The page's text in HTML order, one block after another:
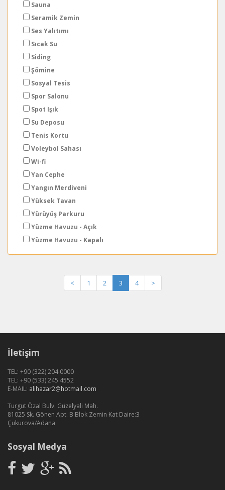
Sauna
Seramik Zemin
Ses Yalıtımı
Sıcak Su
Siding
Şömine
Sosyal Tesis
Spor Salonu
Spot Işık
Su Deposu
Tenis Kortu
Voleybol Sahası
Wi-fi
Yan Cephe
Yangın Merdiveni
Yüksek Tavan
Yürüyüş Parkuru
Yüzme Havuzu - Açık
Yüzme Havuzu - Kapalı
< 1 2 3 4 >
İletişim
TEL: +90 (322) 204 0000
TEL: +90 (533) 245 4552
E-MAIL: alihazar2@hotmail.com
Turgut Özal Bulv. Güzelyali Mah.
81025 Sk. Gönen Apt. B Blok Zemin Kat Daire:3
Çukurova/Adana
Sosyal Medya